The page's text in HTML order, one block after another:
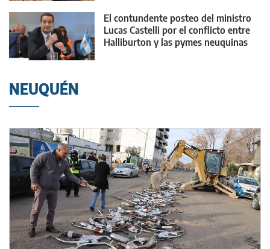
El contundente posteo del ministro
Lucas Castelli por el conflicto entre
Halliburton y las pymes neuquinas
NEUQUÉN